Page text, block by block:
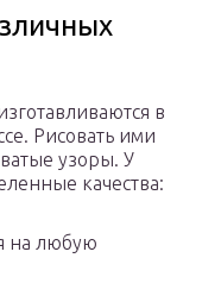
в
Рисовать ими
узоры. У
качества:
на любую